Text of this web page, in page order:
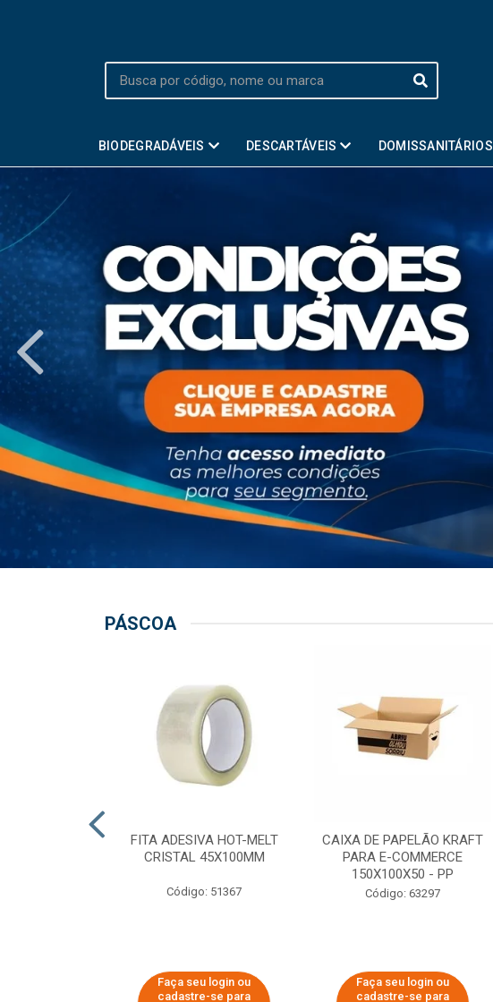
BIODEGRADÁVEIS DESCARTÁVEIS DOMISSANITÁRIOS
PÁSCOA
FITA ADESIVA HOT-MELT
CRISTAL 45X100MM
Código: 51367
Faça seu login ou
cadastre-se para
CAIXA DE PAPELÃO KRAFT
PARA E-COMMERCE
150X100X50 - PP
Código: 63297
Faça seu login ou
cadastre-se para